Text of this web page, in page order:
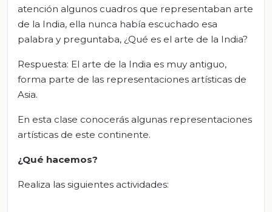
atención algunos cuadros que representaban arte
de la India, ella nunca había escuchado esa
palabra y preguntaba, ¿Qué es el arte de la India?
Respuesta: El arte de la India es muy antiguo,
forma parte de las representaciones artísticas de
Asia.
En esta clase conocerás algunas representaciones
artísticas de este continente.
¿Qué hacemos?
Realiza las siguientes actividades: